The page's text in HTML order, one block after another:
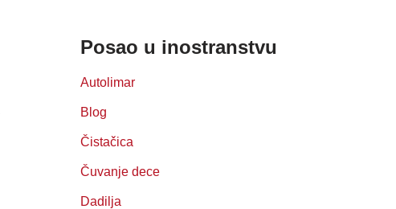
Posao u inostranstvu
Autolimar
Blog
Čistačica
Čuvanje dece
Dadilja